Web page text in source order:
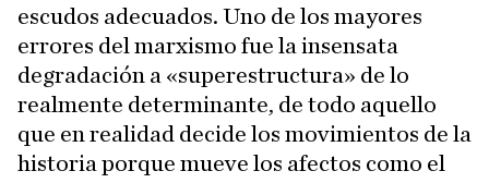
escudos adecuados. Uno de los mayores
errores del marxismo fue la insensata
degradación a «superestructura» de lo
realmente determinante, de todo aquello
que en realidad decide los movimientos de la
historia porque mueve los afectos como el